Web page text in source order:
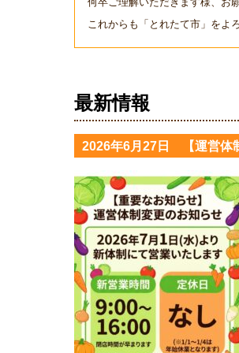
これからも「とれたて市」をよ
最新情報
2026年6月27日 【運営体